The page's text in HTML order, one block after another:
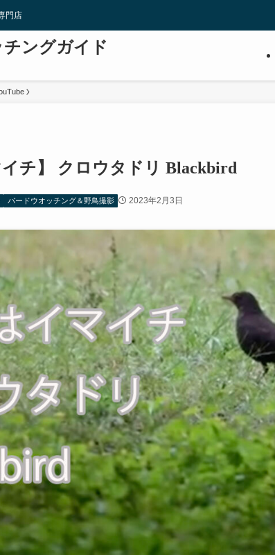
門店
ングガイド
イチ】 クロウタドリ Blackbird
バードウオッチング＆野鳥撮影 2023年2月3日